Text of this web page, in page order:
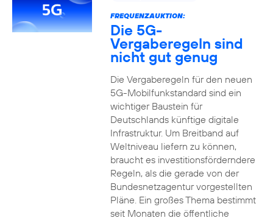
FREQUENZAUKTION:
Die 5G-
Vergaberegeln sind
nicht gut genug
Die Vergaberegeln für den neuen
5G-Mobilfunkstandard sind ein
wichtiger Baustein für
Deutschlands künftige digitale
Infrastruktur. Um Breitband auf
Weltniveau liefern zu können,
braucht es investitionsförderndere
Regeln, als die gerade von der
Bundesnetzagentur vorgestellten
Pläne. Ein großes Thema bestimmt
seit Monaten die öffentliche